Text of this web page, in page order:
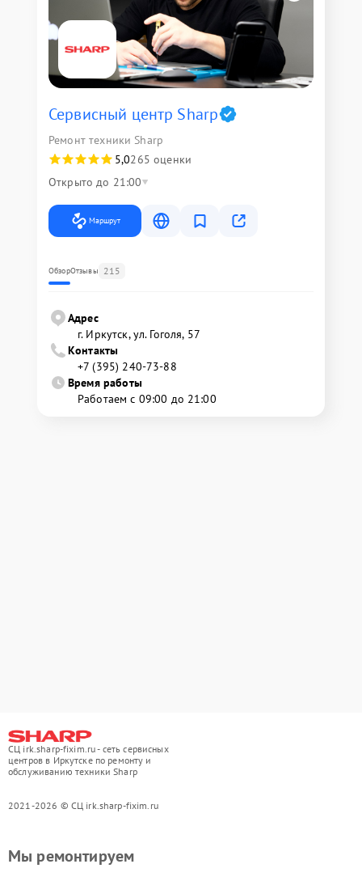
Сервисный центр Sharp
Ремонт техники Sharp
5,0265 оценки
Открыто до 21:00
Маршрут
ОбзорОтзывы 215
Адрес
г. Иркутск, ул. ​Гоголя, 57
Контакты
+7 (395) 240-73-88
Время работы
Работаем с 09:00 до 21:00
СЦ irk.sharp-fixim.ru - сеть сервисных
центров в Иркутске по ремонту и
обслуживанию техники Sharp
2021-2026 © СЦ irk.sharp-fixim.ru
Мы ремонтируем